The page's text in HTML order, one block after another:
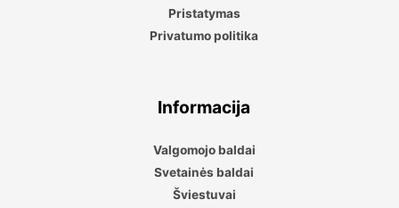
Pristatymas
Privatumo politika
Informacija
Valgomojo baldai
Svetainės baldai
Šviestuvai